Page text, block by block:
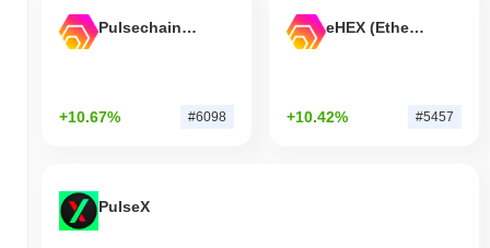
Pulsechain Bridged HEX (Pulsechain)
+10.67% #6098
eHEX (Ethereum)
+10.42% #5457
PulseX